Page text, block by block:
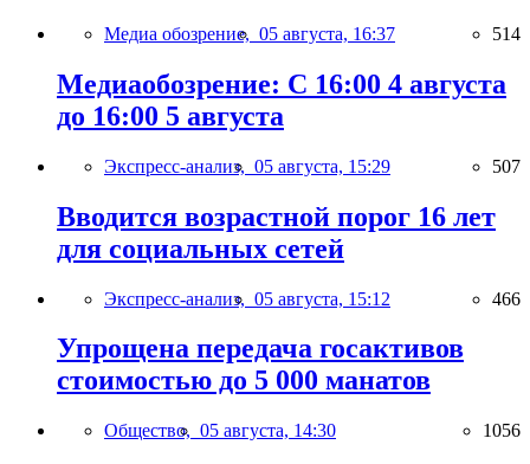
Медиа обозрение, 05 августа, 16:37 514
Медиаобозрение: С 16:00 4 августа
до 16:00 5 августа
Экспресс-анализ, 05 августа, 15:29 507
Вводится возрастной порог 16 лет
для социальных сетей
Экспресс-анализ, 05 августа, 15:12 466
Упрощена передача госактивов
стоимостью до 5 000 манатов
Общество, 05 августа, 14:30 1056